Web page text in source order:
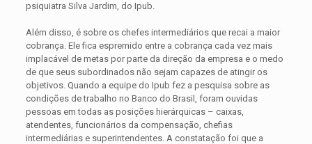
psiquiatra Silva Jardim, do Ipub.
Além disso, é sobre os chefes intermediários que recai a maior
cobrança. Ele fica espremido entre a cobrança cada vez mais
implacável de metas por parte da direção da empresa e o medo
de que seus subordinados não sejam capazes de atingir os
objetivos. Quando a equipe do Ipub fez a pesquisa sobre as
condições de trabalho no Banco do Brasil, foram ouvidas
pessoas em todas as posições hierárquicas – caixas,
atendentes, funcionários da compensação, chefias
intermediárias e superintendentes. A constatação foi que a